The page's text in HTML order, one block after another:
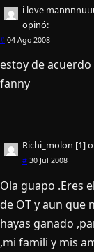
i love
opinó:
# 04 Ago 2008
estoy de acuerdo
fanny
Richi_molon [1]
# 30 Jul 2008
Ola guapo .Eres
de OT y aun que
hayas ganado
,mi famili y mis